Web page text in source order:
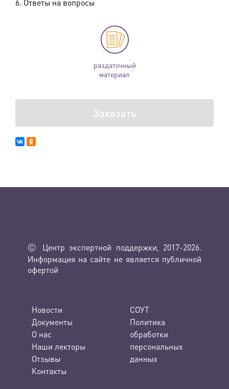
6. Ответы на вопросы
раздаточный
материал
Заказать
Ⓒ Центр экспертной поддержки, 2017-2026.
Информация на сайте не является публичной
офертой
Новости
Документы
О нас
Наши лекторы
Отзывы
Контакты
СОУТ
Политика
обработки
персональных
данных